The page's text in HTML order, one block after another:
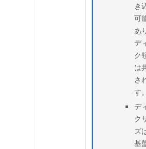
き
可
あ
デ
ク
は
さ
す。
デ
ク
ズ
基